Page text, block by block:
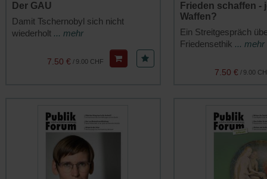
Der GAU
Damit Tschernobyl sich nicht
wiederholt ... mehr
9.00 CHF
/
7.50 €
Frieden schaffen -
Waffen?
Ein Streitgespräch
Friedensethik ... mehr
9.00
/
7.50 €